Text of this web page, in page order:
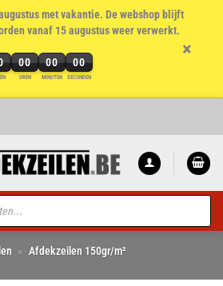
met vakantie. De webshop blijft
vanaf 15 augustus weer verwerkt.
00
UREN
00
MINUTEN
00
SECONDEN
×
» Afdekzeilen 150gr/m²